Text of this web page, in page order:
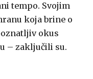
tempo. Svojim
koja brine o
okus
– zaključili su.